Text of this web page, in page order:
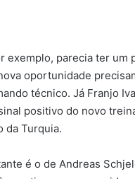
exemplo, parecia ter um
oportunidade
técnico. Já Franjo
positivo do novo
da Turquia.
é o de Andreas